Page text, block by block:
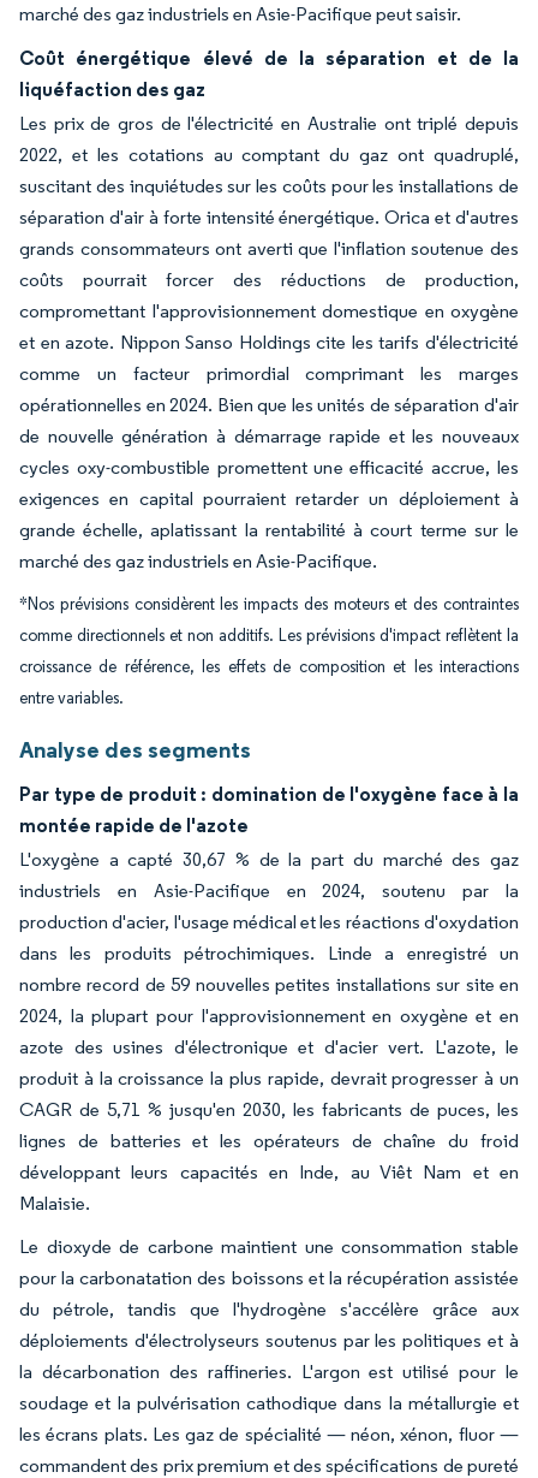
marché des gaz industriels en Asie-Pacifique peut saisir.
Coût énergétique élevé de la séparation et de la
liquéfaction des gaz
Les prix de gros de l'électricité en Australie ont triplé depuis
2022, et les cotations au comptant du gaz ont quadruplé,
suscitant des inquiétudes sur les coûts pour les installations de
séparation d'air à forte intensité énergétique. Orica et d'autres
grands consommateurs ont averti que l'inflation soutenue des
coûts pourrait forcer des réductions de production,
compromettant l'approvisionnement domestique en oxygène
et en azote. Nippon Sanso Holdings cite les tarifs d'électricité
comme un facteur primordial comprimant les marges
opérationnelles en 2024. Bien que les unités de séparation d'air
de nouvelle génération à démarrage rapide et les nouveaux
cycles oxy-combustible promettent une efficacité accrue, les
exigences en capital pourraient retarder un déploiement à
grande échelle, aplatissant la rentabilité à court terme sur le
marché des gaz industriels en Asie-Pacifique.
*Nos prévisions considèrent les impacts des moteurs et des contraintes
comme directionnels et non additifs. Les prévisions d'impact reflètent la
croissance de référence, les effets de composition et les interactions
entre variables.
Analyse des segments
Par type de produit : domination de l'oxygène face à la
montée rapide de l'azote
L'oxygène a capté 30,67 % de la part du marché des gaz
industriels en Asie-Pacifique en 2024, soutenu par la
production d'acier, l'usage médical et les réactions d'oxydation
dans les produits pétrochimiques. Linde a enregistré un
nombre record de 59 nouvelles petites installations sur site en
2024, la plupart pour l'approvisionnement en oxygène et en
azote des usines d'électronique et d'acier vert. L'azote, le
produit à la croissance la plus rapide, devrait progresser à un
CAGR de 5,71 % jusqu'en 2030, les fabricants de puces, les
lignes de batteries et les opérateurs de chaîne du froid
développant leurs capacités en Inde, au Viêt Nam et en
Malaisie.
Le dioxyde de carbone maintient une consommation stable
pour la carbonatation des boissons et la récupération assistée
du pétrole, tandis que l'hydrogène s'accélère grâce aux
déploiements d'électrolyseurs soutenus par les politiques et à
la décarbonation des raffineries. L'argon est utilisé pour le
soudage et la pulvérisation cathodique dans la métallurgie et
les écrans plats. Les gaz de spécialité — néon, xénon, fluor —
commandent des prix premium et des spécifications de pureté